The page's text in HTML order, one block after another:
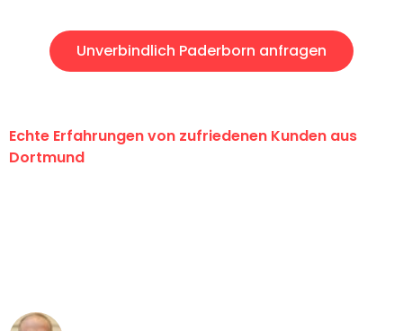
Unverbindlich Paderborn anfragen
Echte Erfahrungen von zufriedenen Kunden aus
Dortmund